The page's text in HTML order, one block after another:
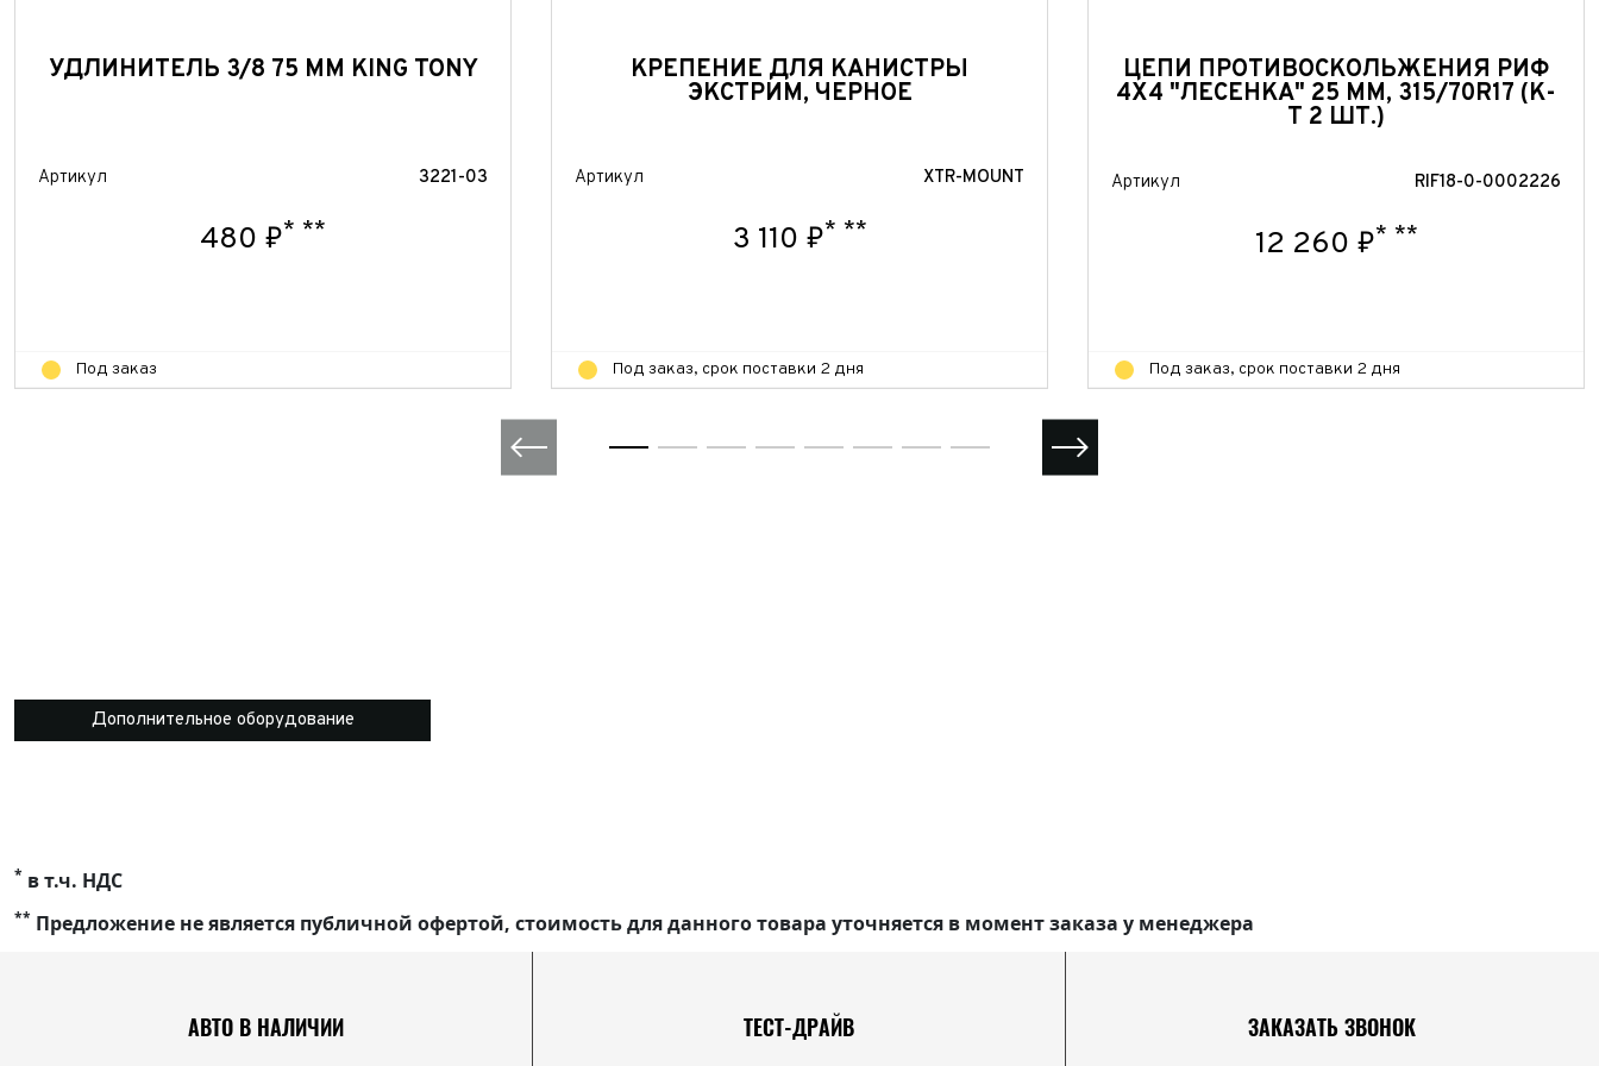
УДЛИНИТЕЛЬ 3/8 75 ММ KING TONY
Артикул 3221-03
480 ₽* **
Под заказ
КРЕПЕНИЕ ДЛЯ КАНИСТРЫ
ЭКСТРИМ, ЧЕРНОЕ
Артикул XTR-MOUNT
3 110 ₽* **
Под заказ, срок поставки 2 дня
ЦЕПИ ПРОТИВОСКОЛЬЖЕНИЯ РИФ
4Х4 "ЛЕСЕНКА" 25 ММ, 315/70R17 (К-
Т 2 ШТ.)
Артикул RIF18-0-0002226
12 260 ₽* **
Под заказ, срок поставки 2 дня
Дополнительное оборудование
* в т.ч. НДС
** Предложение не является публичной офертой, стоимость для данного товара уточняется в момент заказа у менеджера
АВТО В НАЛИЧИИ ТЕСТ-ДРАЙВ ЗАКАЗАТЬ ЗВОНОК